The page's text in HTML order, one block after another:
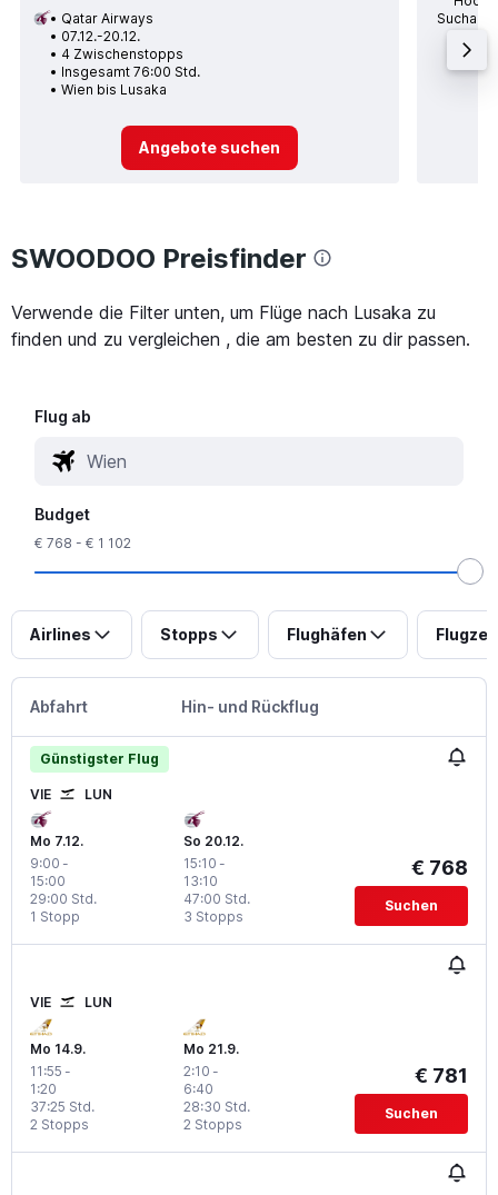
Qatar Airways
07.12.-20.12.
4 Zwischenstopps
Insgesamt 76:00 Std.
Wien bis Lusaka
Angebote suchen
SWOODOO Preisfinder
Verwende die Filter unten, um Flüge nach Lusaka zu
finden und zu vergleichen , die am besten zu dir passen.
Flug ab
Budget
€ 768 - € 1 102
Airlines Stopps Flughäfen
Abfahrt Hin- und Rückflug
Günstigster Flug
VIE LUN
Mo 7.12.
9:00 -
15:00
1 Stopp
29:00 Std.
So 20.12.
15:10 -
13:10
3 Stopps
47:00 Std.
€ 768
Suchen
VIE LUN
Mo 14.9.
11:55 -
1:20
2 Stopps
37:25 Std.
Mo 21.9.
2:10 -
6:40
2 Stopps
28:30 Std.
€ 781
Suchen